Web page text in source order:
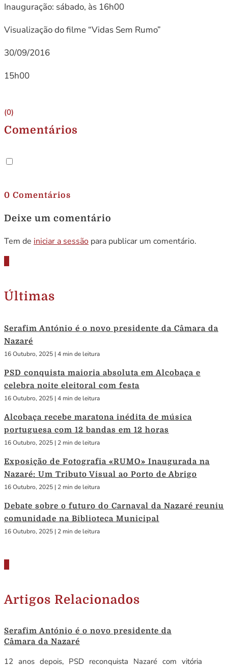
Inauguração: sábado, às 16h00
Visualização do filme “Vidas Sem Rumo”
30/09/2016
15h00
(0)
Comentários
0 Comentários
Deixe um comentário
Tem de iniciar a sessão para publicar um comentário.
Últimas
Serafim António é o novo presidente da Câmara da
Nazaré
16 Outubro, 2025 | 4 min de leitura
PSD conquista maioria absoluta em Alcobaça e
celebra noite eleitoral com festa
16 Outubro, 2025 | 4 min de leitura
Alcobaça recebe maratona inédita de música
portuguesa com 12 bandas em 12 horas
16 Outubro, 2025 | 2 min de leitura
Exposição de Fotografia «RUMO» Inaugurada na
Nazaré: Um Tributo Visual ao Porto de Abrigo
16 Outubro, 2025 | 2 min de leitura
Debate sobre o futuro do Carnaval da Nazaré reuniu
comunidade na Biblioteca Municipal
16 Outubro, 2025 | 2 min de leitura
Artigos Relacionados
Serafim António é o novo presidente da
Câmara da Nazaré
12 anos depois, PSD reconquista Nazaré com vitória